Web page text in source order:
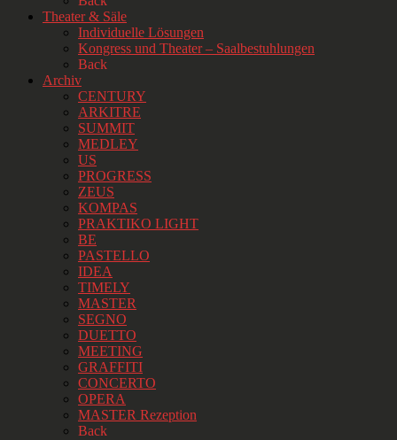
Theater & Säle
Individuelle Lösungen
Kongress und Theater – Saalbestuhlungen
Back
Archiv
CENTURY
ARKITRE
SUMMIT
MEDLEY
US
PROGRESS
ZEUS
KOMPAS
PRAKTIKO LIGHT
BE
PASTELLO
IDEA
TIMELY
MASTER
SEGNO
DUETTO
MEETING
GRAFFITI
CONCERTO
OPERA
MASTER Rezeption
Back